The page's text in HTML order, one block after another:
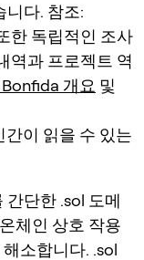
니다. 참조:
한 독립적인 조사
역과 프로젝트 역
개요 및
이 읽을 수 있는
간단한 .sol 도메
체인 상호 작용
소합니다. .sol